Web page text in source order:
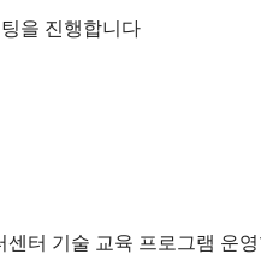
을 진행합니다
터 기술 교육 프로그램 운